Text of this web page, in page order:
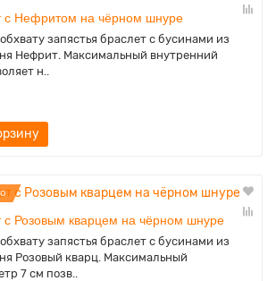
с Нефритом на чёрном шнуре
запястья браслет с бусинами из
Нефрит. Максимальный внутренний
н..
с Розовым кварцем на чёрном шнуре
запястья браслет с бусинами из
Розовый кварц. Максимальный
7 см позв..